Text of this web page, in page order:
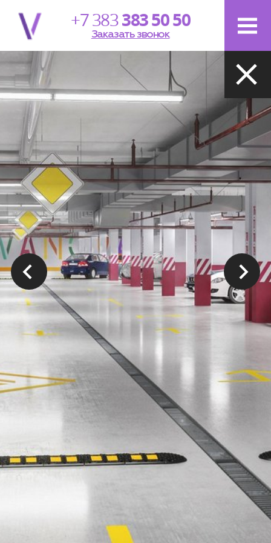
+7 383383 50 50
Заказать звонок